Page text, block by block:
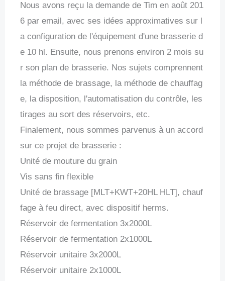
Nous avons reçu la demande de Tim en août 201
6 par email, avec ses idées approximatives sur l
a configuration de l'équipement d'une brasserie d
e 10 hl. Ensuite, nous prenons environ 2 mois su
r son plan de brasserie. Nos sujets comprennent
la méthode de brassage, la méthode de chauffag
e, la disposition, l'automatisation du contrôle, les
tirages au sort des réservoirs, etc.
Finalement, nous sommes parvenus à un accord
sur ce projet de brasserie :
Unité de mouture du grain
Vis sans fin flexible
Unité de brassage [MLT+KWT+20HL HLT], chauf
fage à feu direct, avec dispositif herms.
Réservoir de fermentation 3x2000L
Réservoir de fermentation 2x1000L
Réservoir unitaire 3x2000L
Réservoir unitaire 2x1000L